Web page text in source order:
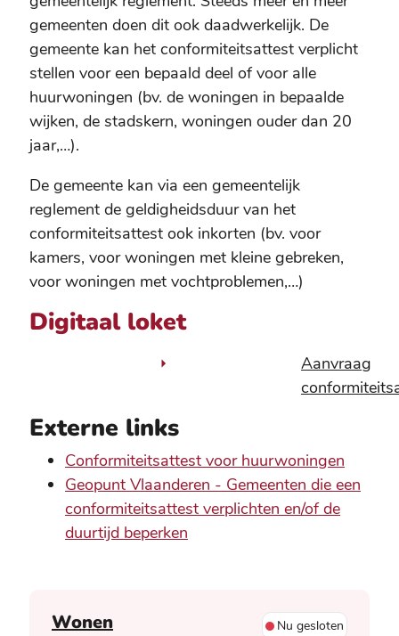
gemeenten doen dit ook daadwerkelijk. De
gemeente kan het conformiteitsattest verplicht
stellen voor een bepaald deel of voor alle
huurwoningen (bv. de woningen in bepaalde
wijken, de stadskern, woningen ouder dan 20
jaar,…).
De gemeente kan via een gemeentelijk
reglement de geldigheidsduur van het
conformiteitsattest ook inkorten (bv. voor
kamers, voor woningen met kleine gebreken,
voor woningen met vochtproblemen,…)
Digitaal loket
Aanvraag
Externe links
Conformiteitsattest voor huurwoningen
Geopunt Vlaanderen - Gemeenten die een
conformiteitsattest verplichten en/of de
duurtijd beperken
Wonen Nu gesloten